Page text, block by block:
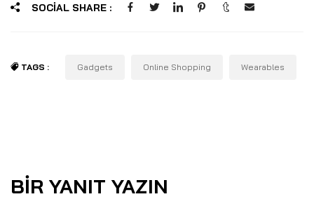
SOCIAL SHARE :
TAGS : Gadgets Online Shopping Wearables
BIR YANIT YAZIN